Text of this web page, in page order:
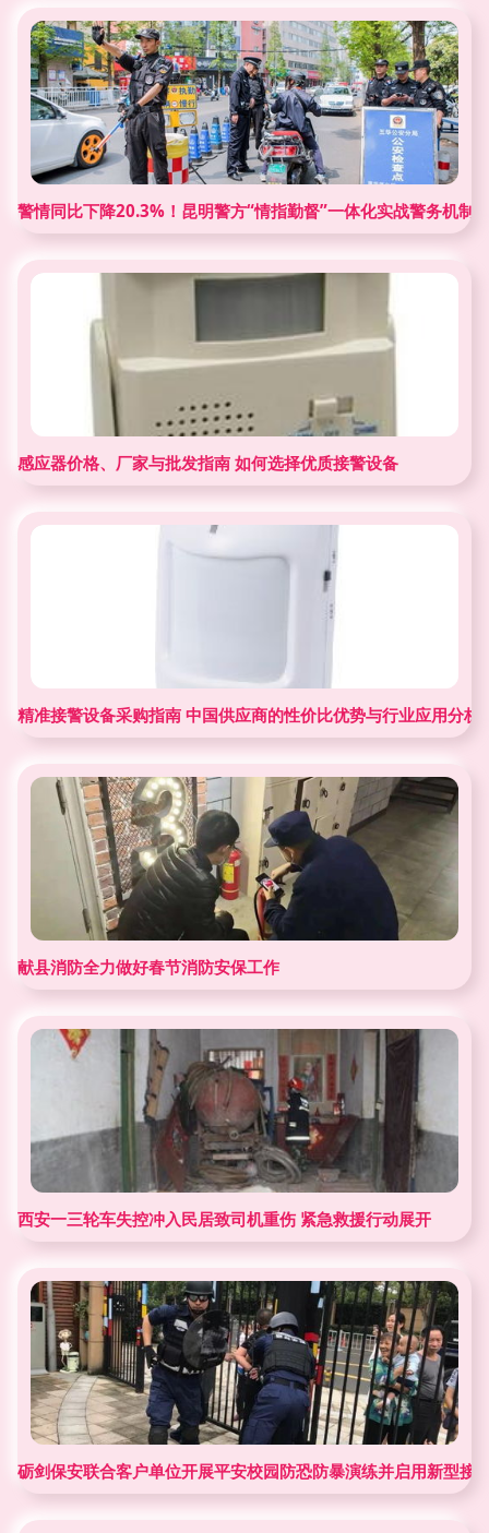
警情同比下降20.3%！昆明警方“情指勤督”一体化实战警务机制
感应器价格、厂家与批发指南 如何选择优质接警设备
精准接警设备采购指南 中国供应商的性价比优势与行业应用分析
献县消防全力做好春节消防安保工作
西安一三轮车失控冲入民居致司机重伤 紧急救援行动展开
砺剑保安联合客户单位开展平安校园防恐防暴演练并启用新型接